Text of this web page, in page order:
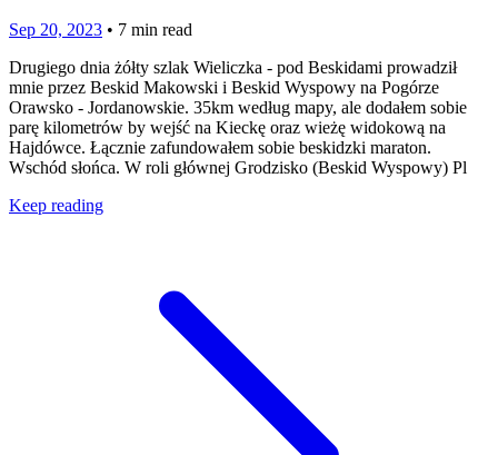
Sep 20, 2023 • 7 min read
Drugiego dnia żółty szlak Wieliczka - pod Beskidami prowadził
mnie przez Beskid Makowski i Beskid Wyspowy na Pogórze
Orawsko - Jordanowskie. 35km według mapy, ale dodałem sobie
parę kilometrów by wejść na Kieckę oraz wieżę widokową na
Hajdówce. Łącznie zafundowałem sobie beskidzki maraton.
Wschód słońca. W roli głównej Grodzisko (Beskid Wyspowy) Pl
Keep reading